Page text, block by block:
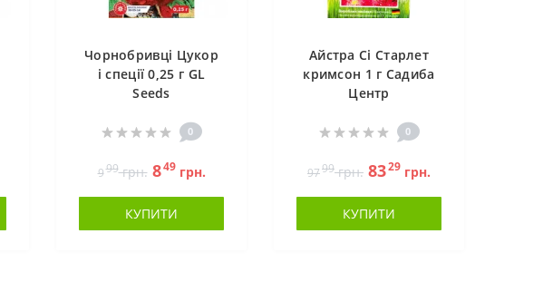
Чорнобривці Цукор
і спеції 0,25 г GL
Seeds
0
999грн. 849грн.
КУПИТИ
Айстра Сі Старлет
кримсон 1 г Садиба
Центр
0
9799грн. 8329 грн.
КУПИТИ